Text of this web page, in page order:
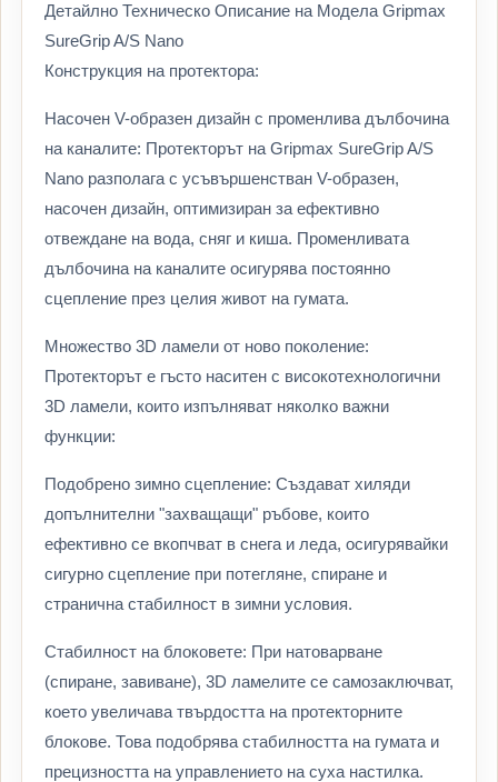
Детайлно Техническо Описание на Модела Gripmax
SureGrip A/S Nano
Конструкция на протектора:
Насочен V-образен дизайн с променлива дълбочина
на каналите: Протекторът на Gripmax SureGrip A/S
Nano разполага с усъвършенстван V-образен,
насочен дизайн, оптимизиран за ефективно
отвеждане на вода, сняг и киша. Променливата
дълбочина на каналите осигурява постоянно
сцепление през целия живот на гумата.
Множество 3D ламели от ново поколение:
Протекторът е гъсто наситен с високотехнологични
3D ламели, които изпълняват няколко важни
функции:
Подобрено зимно сцепление: Създават хиляди
допълнителни "захващащи" ръбове, които
ефективно се вкопчват в снега и леда, осигурявайки
сигурно сцепление при потегляне, спиране и
странична стабилност в зимни условия.
Стабилност на блоковете: При натоварване
(спиране, завиване), 3D ламелите се самозаключват,
което увеличава твърдостта на протекторните
блокове. Това подобрява стабилността на гумата и
прецизността на управлението на суха настилка.